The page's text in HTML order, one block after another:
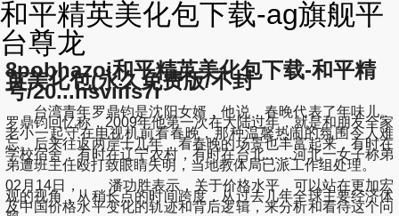
和平精英美化包下载-ag旗舰平
台尊龙
8pobhazoi和平精英美化包下载-和平精
英美化包(永久免费版/不封
号/20...hsviifs7r
台湾青年罗鼎钧是沈阳女婿，他说，春晚代表了年味儿。
罗鼎钧回忆称，2009年他第一次在大陆过年，就是和朋友全家
老小一起守在电视机前看春晚，那种温馨热闹的氛围令人难
忘。后来往返两岸十几年，看春晚的场景也丰富起来，有时在
学校宿舍，有时在辽宁农村，有时在台北……河北一女子称弟
弟遭班主任殴打致眼睛失明，当地教体局已派工作组处理。
02月14日， 潘功胜表示，关于价格水平，可以站在更加宏
观的视角，从稍长点的时间跨度，从过去几年全球主要经济体
及中国价格水平变化的轨迹和背后逻辑，来分析和看待这个问